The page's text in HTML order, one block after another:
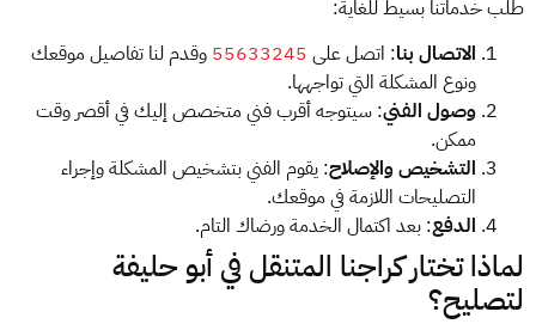
طلب خدماتنا بسيط للغاية:
الاتصال بنا: اتصل على 55633245 وقدم لنا تفاصيل موقعك
ونوع المشكلة التي تواجهها.
وصول الفني: سيتوجه أقرب فني متخصص إليك في أقصر وقت
ممكن.
التشخيص والإصلاح: يقوم الفني بتشخيص المشكلة وإجراء
التصليحات اللازمة في موقعك.
الدفع: بعد اكتمال الخدمة ورضاك التام.
لماذا تختار كراجنا المتنقل في أبو حليفة
لتصليح؟